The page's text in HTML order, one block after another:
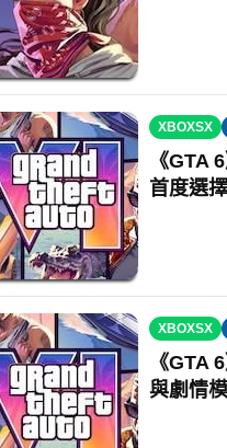
XBOXSX
《GTA
首度選
XBOXSX
《GTA
與劇情